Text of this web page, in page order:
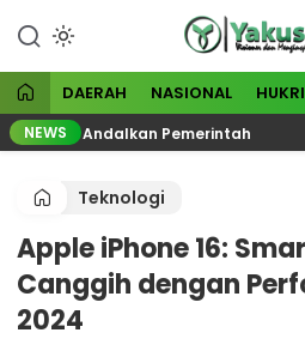
konten
Yakusa
Visioner dan
DAERAH NASIONAL
NEWSAndalkan Pemerintah
Teknologi
Apple iPhone 16:
Canggih dengan
2024